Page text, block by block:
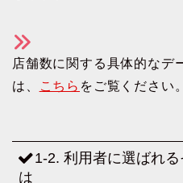
店舗数に関する具体的なデ
は、
こちら をご覧ください。
1-2. 利用者に選ばれ
は